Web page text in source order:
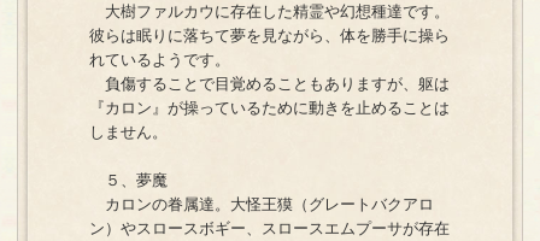
大樹ファルカウに存在した精霊や幻想種達です。
彼らは眠りに落ちて夢を見ながら、体を勝手に操ら
れているようです。
負傷することで目覚めることもありますが、躯は
『カロン』が操っているために動きを止めることは
しません。
５、夢魔
カロンの眷属達。大怪王獏（グレートバクアロ
ン）やスロースボギー、スロースエムプーサが存在